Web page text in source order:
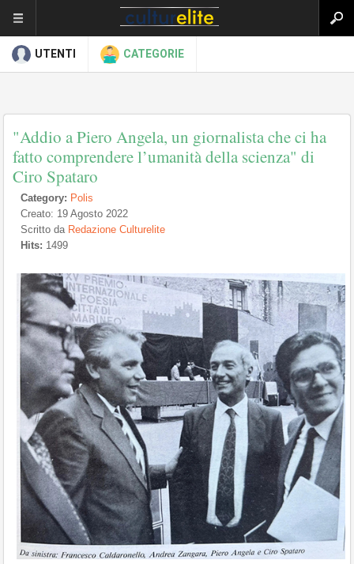
UTENTI CATEGORIE
"Addio a Piero Angela, un giornalista che ci ha
fatto comprendere l’umanità della scienza" di
Ciro Spataro
Category: Polis
Creato: 19 Agosto 2022
Scritto da Redazione Culturelite
Hits: 1499